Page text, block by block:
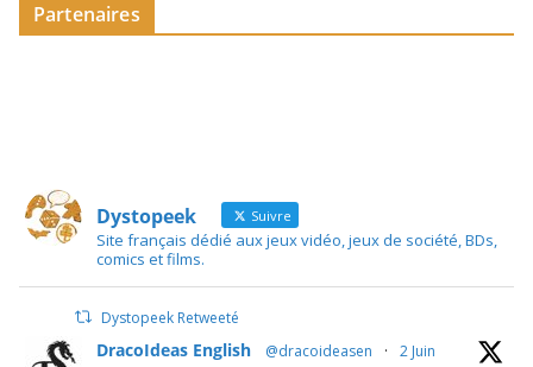
Partenaires
Dystopeek Suivre
Site français dédié aux jeux vidéo, jeux de société, BDs,
comics et films.
Dystopeek Retweeté
DracoIdeas English @dracoideasen · 2 Juin